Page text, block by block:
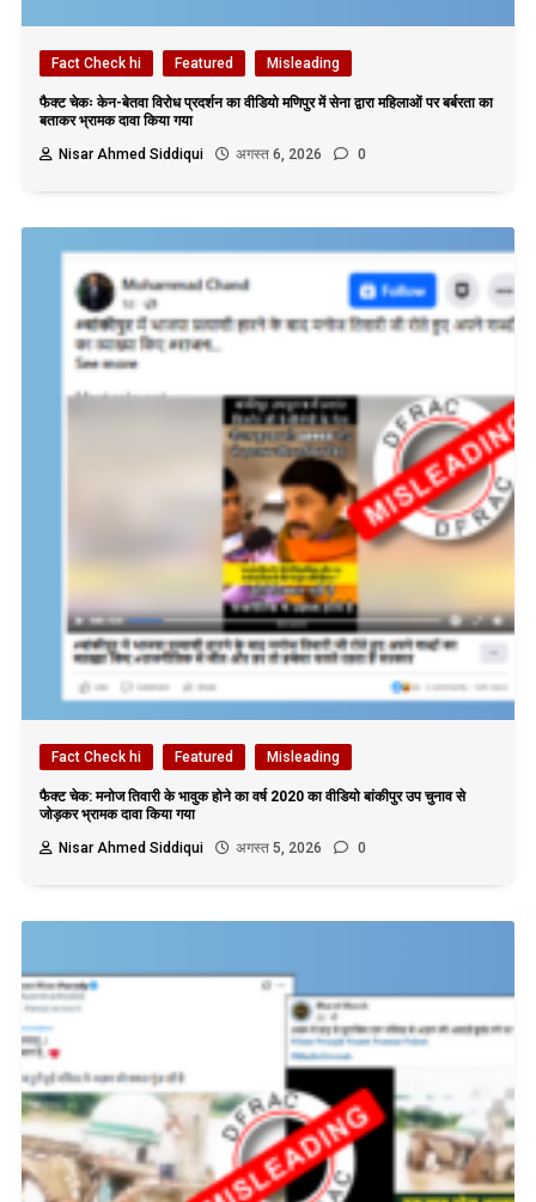
Fact Check hi Featured Misleading
फैक्ट चेकः केन-बेतवा विरोध प्रदर्शन का वीडियो मणिपुर में सेना द्वारा महिलाओं पर बर्बरता का
बताकर भ्रामक दावा किया गया
Nisar Ahmed Siddiqui
अगस्त 6, 2026 0
Fact Check hi Featured Misleading
फैक्ट चेक: मनोज तिवारी के भावुक होने का वर्ष 2020 का वीडियो बांकीपुर उप चुनाव से
जोड़कर भ्रामक दावा किया गया
Nisar Ahmed Siddiqui
अगस्त 5, 2026 0